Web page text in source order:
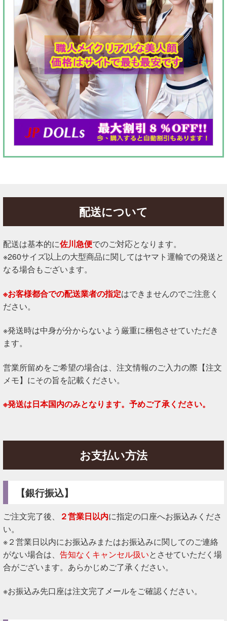
配送について
配送は基本的に佐川急便でのご対応となります。
※260サイズ以上の大型商品に関してはヤマト運輸での発送と
なる場合もございます。
※お客様都合での配送業者の指定はできませんのでご注意く
ださい。
※発送時は中身が分からないよう厳重に梱包させていただき
ます。
営業所留めをご希望の場合は、注文情報のご入力の際【注文
メモ】にその旨を記載ください。
※発送は日本国内のみとなります。予めご了承ください。
お支払い方法
【銀行振込】
ご注文完了後、 ２営業日以内に指定の口座へお振込みくださ
い。
※２営業日以内にお振込みまたはお振込みに関してのご連絡
がない場合は、 告知なくキャンセル扱いとさせていただく場
合がございます。あらかじめご了承ください。
※お振込み先口座は注文完了メールをご確認ください。